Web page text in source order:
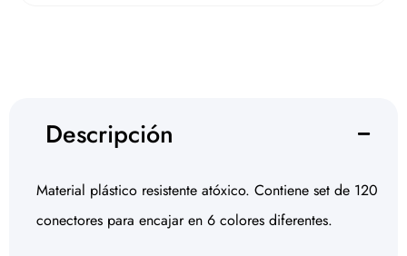
Descripción
Material plástico resistente atóxico. Contiene set de 120
conectores para encajar en 6 colores diferentes.